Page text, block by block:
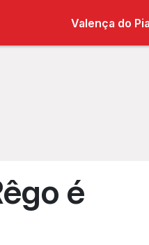
Valença do
é